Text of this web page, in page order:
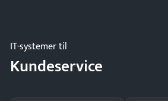
IT-systemer til
Kundeservice